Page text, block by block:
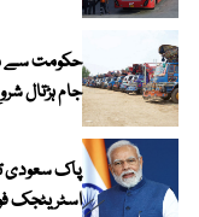
حکومت سے
جام ہڑتال
پاک سعودی
اسٹریٹجک